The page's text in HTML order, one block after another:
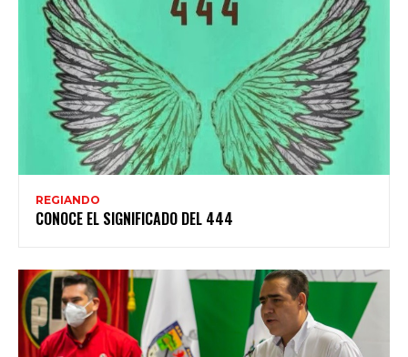
REGIANDO
CONOCE EL SIGNIFICADO DEL 444